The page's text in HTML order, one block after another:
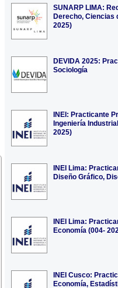
SUNARP LIMA:
Derecho, Ciencias
2025)
DEVIDA 2025:
Sociología
INEI: Practicante
Ingeniería
2025)
INEI Lima:
Diseño Gráfico,
INEI Lima:
Economía (004-
INEI Cusco:
Economía,